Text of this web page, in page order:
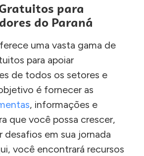
para
do Paraná
uma vasta gama de
para apoiar
de todos os setores e
é fornecer as
, informações e
que você possa crescer,
desafios em sua jornada
você encontrará recursos